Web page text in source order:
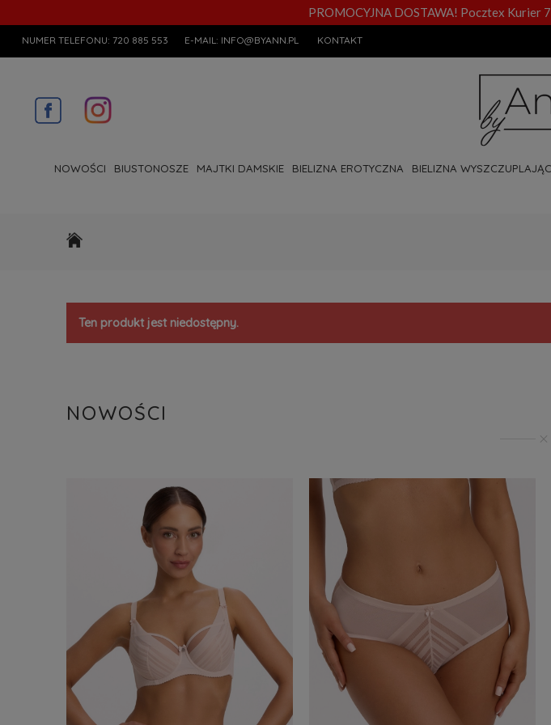
PROMOCYJNA DOSTAWA! Pocztex Kurier
NUMER TELEFONU: 720 885 553 E-MAIL: INFO@BYANN.PL KONTAKT
NOWOŚCI BIUSTONOSZE MAJTKI DAMSKIE BIELIZNA EROTYCZNA BIELIZNA
Ten produkt jest niedostępny.
NOWOŚCI